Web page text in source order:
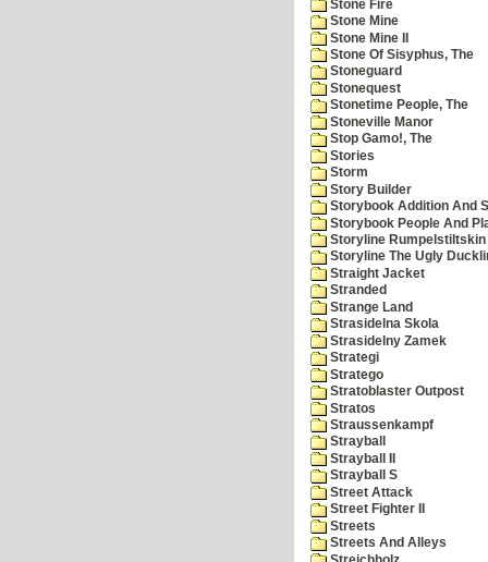
Stone Fire
Stone Mine
Stone Mine II
Stone Of Sisyphus, The
Stoneguard
Stonequest
Stonetime People, The
Stoneville Manor
Stop Gamo!, The
Stories
Storm
Story Builder
Storybook Addition And
Storybook People And
Storyline Rumpelstiltskin
Storyline The Ugly
Straight Jacket
Stranded
Strange Land
Strasidelna Skola
Strasidelny Zamek
Strategi
Stratego
Stratoblaster Outpost
Stratos
Straussenkampf
Strayball
Strayball II
Strayball S
Street Attack
Street Fighter II
Streets
Streets And Alleys
Streichholz